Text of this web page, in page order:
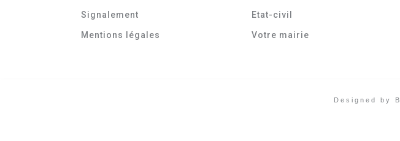
Signalement
Mentions légales
Etat-civil
Votre mairie
Designed by